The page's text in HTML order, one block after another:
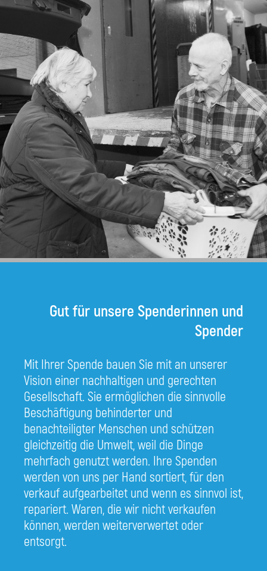
Gut für unsere Spenderinnen und
Spender
Mit Ihrer Spende bauen Sie mit an unserer
Vision einer nachhaltigen und gerechten
Gesellschaft. Sie ermöglichen die sinnvolle
Beschäftigung behinderter und
benachteiligter Menschen und schützen
gleichzeitig die Umwelt, weil die Dinge
mehrfach genutzt werden. Ihre Spenden
werden von uns per Hand sortiert, für den
verkauf aufgearbeitet und wenn es sinnvol ist,
repariert. Waren, die wir nicht verkaufen
können, werden weiterverwertet oder
entsorgt.